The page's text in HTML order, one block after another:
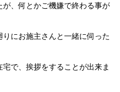
が、何とかご機嫌で終わる事が
にお施主さんと一緒に伺った
で、挨拶をすることが出来ま